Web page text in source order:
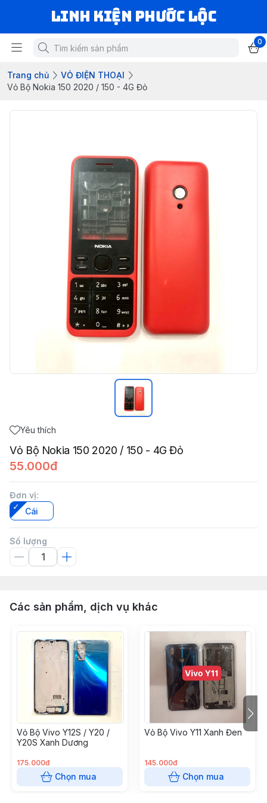
LINH KIỆN PHƯỚC LỘC
0
Trang chủ
VỎ ĐIỆN THOẠI
Vỏ Bộ Nokia 150 2020 / 150 - 4G Đỏ
Yêu thích
Vỏ Bộ Nokia 150 2020 / 150 - 4G Đỏ
55.000đ
Đơn vị:
Cái
Số lượng
Các sản phẩm, dịch vụ khác
Vỏ Bộ Vivo Y12S / Y20 /
Y20S Xanh Dương
175.000đ
Chọn mua
Vỏ Bộ Vivo Y11 Xanh Đen
145.000đ
Chọn mua